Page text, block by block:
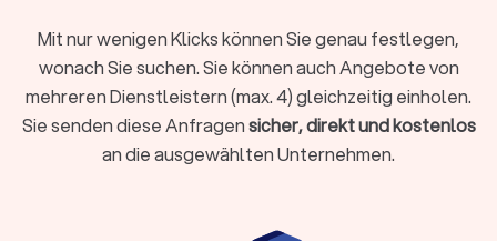
Moderne Steuerberatung findet längst nicht mehr nur im
klassischen Büro statt. Digitale Kanzleien bieten ihre
Dienstleistungen vollständig online an, von der
Belegübermittlung bis zur Videoberatung. Beide Modelle
haben Vorzüge:
Mit nur wenigen Klicks können Sie genau festlegen,
wonach Sie suchen. Sie können auch Angebote von
mehreren Dienstleistern (max. 4) gleichzeitig einholen.
Sie senden diese Anfragensicher, direkt und kostenlos
an die ausgewählten Unternehmen.